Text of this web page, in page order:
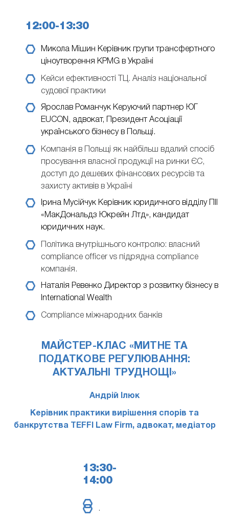
12:00-13:30
Микола Мішин Керівник групи трансфертного
ціноутворення KPMG в Україні
Кейси ефективності ТЦ. Аналіз національної
судової практики
Ярослав Романчук Керуючий партнер ЮГ
EUCON, адвокат, Президент Асоціації
українського бізнесу в Польщі.
Компанія в Польщі як найбільш вдалий спосіб
просування власної продукції на ринки ЄС,
доступ до дешевих фінансових ресурсів та
захисту активів в Україні
Ірина Мусійчук Керівник юридичного відділу ПІІ
«МакДональдз Юкрейн Лтд», кандидат
юридичних наук.
Політика внутрішнього контролю: власний
compliance officer vs підрядна compliance
компанія.
Наталія Ревенко Директор з розвитку бізнесу в
International Wealth
Compliance міжнародних банків
МАЙСТЕР-КЛАС «МИТНЕ ТА
ПОДАТКОВЕ РЕГУЛЮВАННЯ:
АКТУАЛЬНІ ТРУДНОЩІ»
Андрій Ілюк
Керівник практики вирішення спорів та
банкрутства TEFFI Law Firm, адвокат, медіатор
13:30-
14:00
.